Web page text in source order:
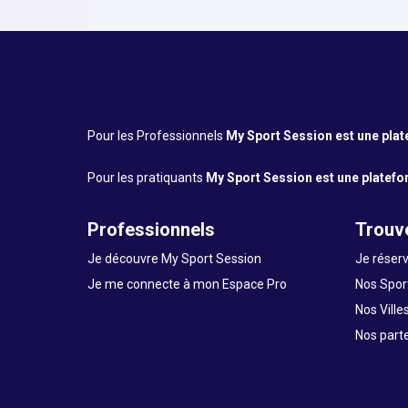
Pour les Professionnels My Sport Session est une
Pour les pratiquants My Sport Session est une
Professionnels
Je découvre My Sport Session
Je me connecte à mon Espace Pro
Je
Nos
Nos Villes
Nos